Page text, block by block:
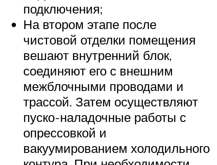
подключения;
На втором этапе после
чистовой отделки помещения
вешают внутренний блок,
соединяют его с внешним
межблочными проводами и
трассой. Затем осуществляют
пуско-наладочные работы с
опрессовкой и
вакуумированием холодильного